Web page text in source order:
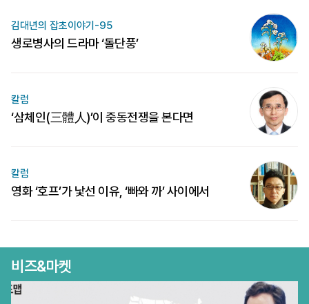
김대년의 잡초이야기-95
생로병사의 드라마 ‘돌단풍’
칼럼
‘삼체인(三體人)’이 중동전쟁을 본다면
칼럼
영화 ‘호프’가 낯선 이유, ‘빠와 까’ 사이에서
비즈&마켓